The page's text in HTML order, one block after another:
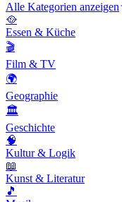
Alle Kategorien anzeigen
🥘
Essen & Küche
🎬
Film & TV
🌍
Geographie
🏛️
Geschichte
🧠
Kultur & Logik
📖
Kunst & Literatur
🎵